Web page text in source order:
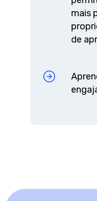
mais
de